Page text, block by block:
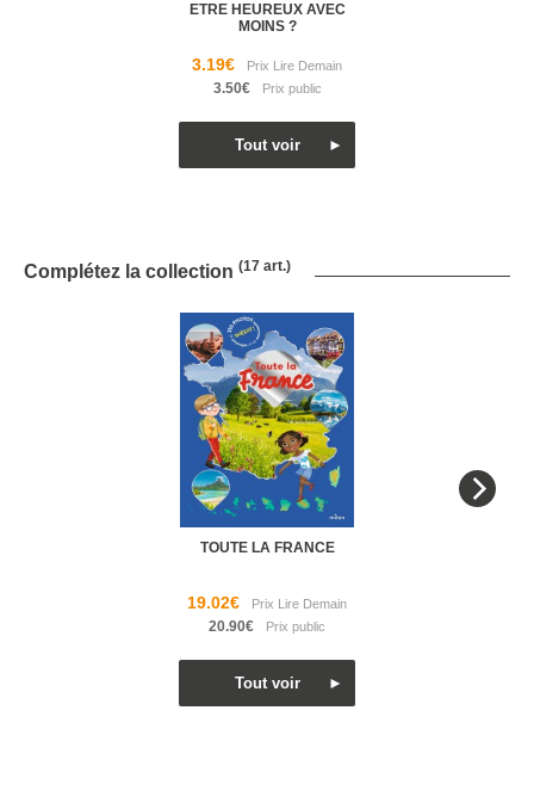
ETRE HEUREUX AVEC
MOINS ?
3.19€
3.50€
Complétez la collection (17 art.)
TOUTE LA FRANCE
19.02€
20.90€